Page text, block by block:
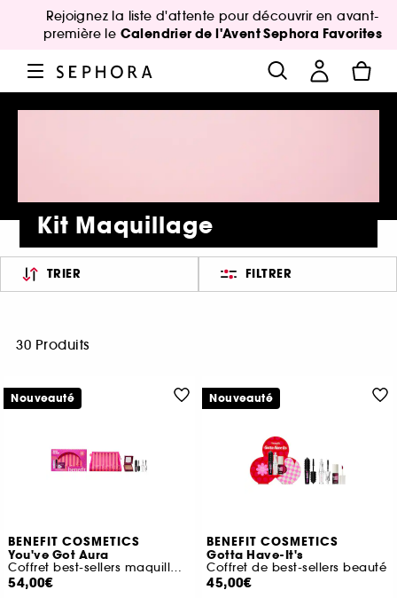
Rejoignez la liste d'attente pour découvrir en avant-
première le Calendrier de l'Avent Sephora Favorites
Kit Maquillage
TRIER FILTRER
30 Produits
BENEFIT COSMETICS
You've Got Aura
Coffret best-sellers maquillage
54,00€
Nouveauté
BENEFIT COSMETICS
Gotta Have-It's
Coffret de best-sellers beauté
45,00€
Nouveauté